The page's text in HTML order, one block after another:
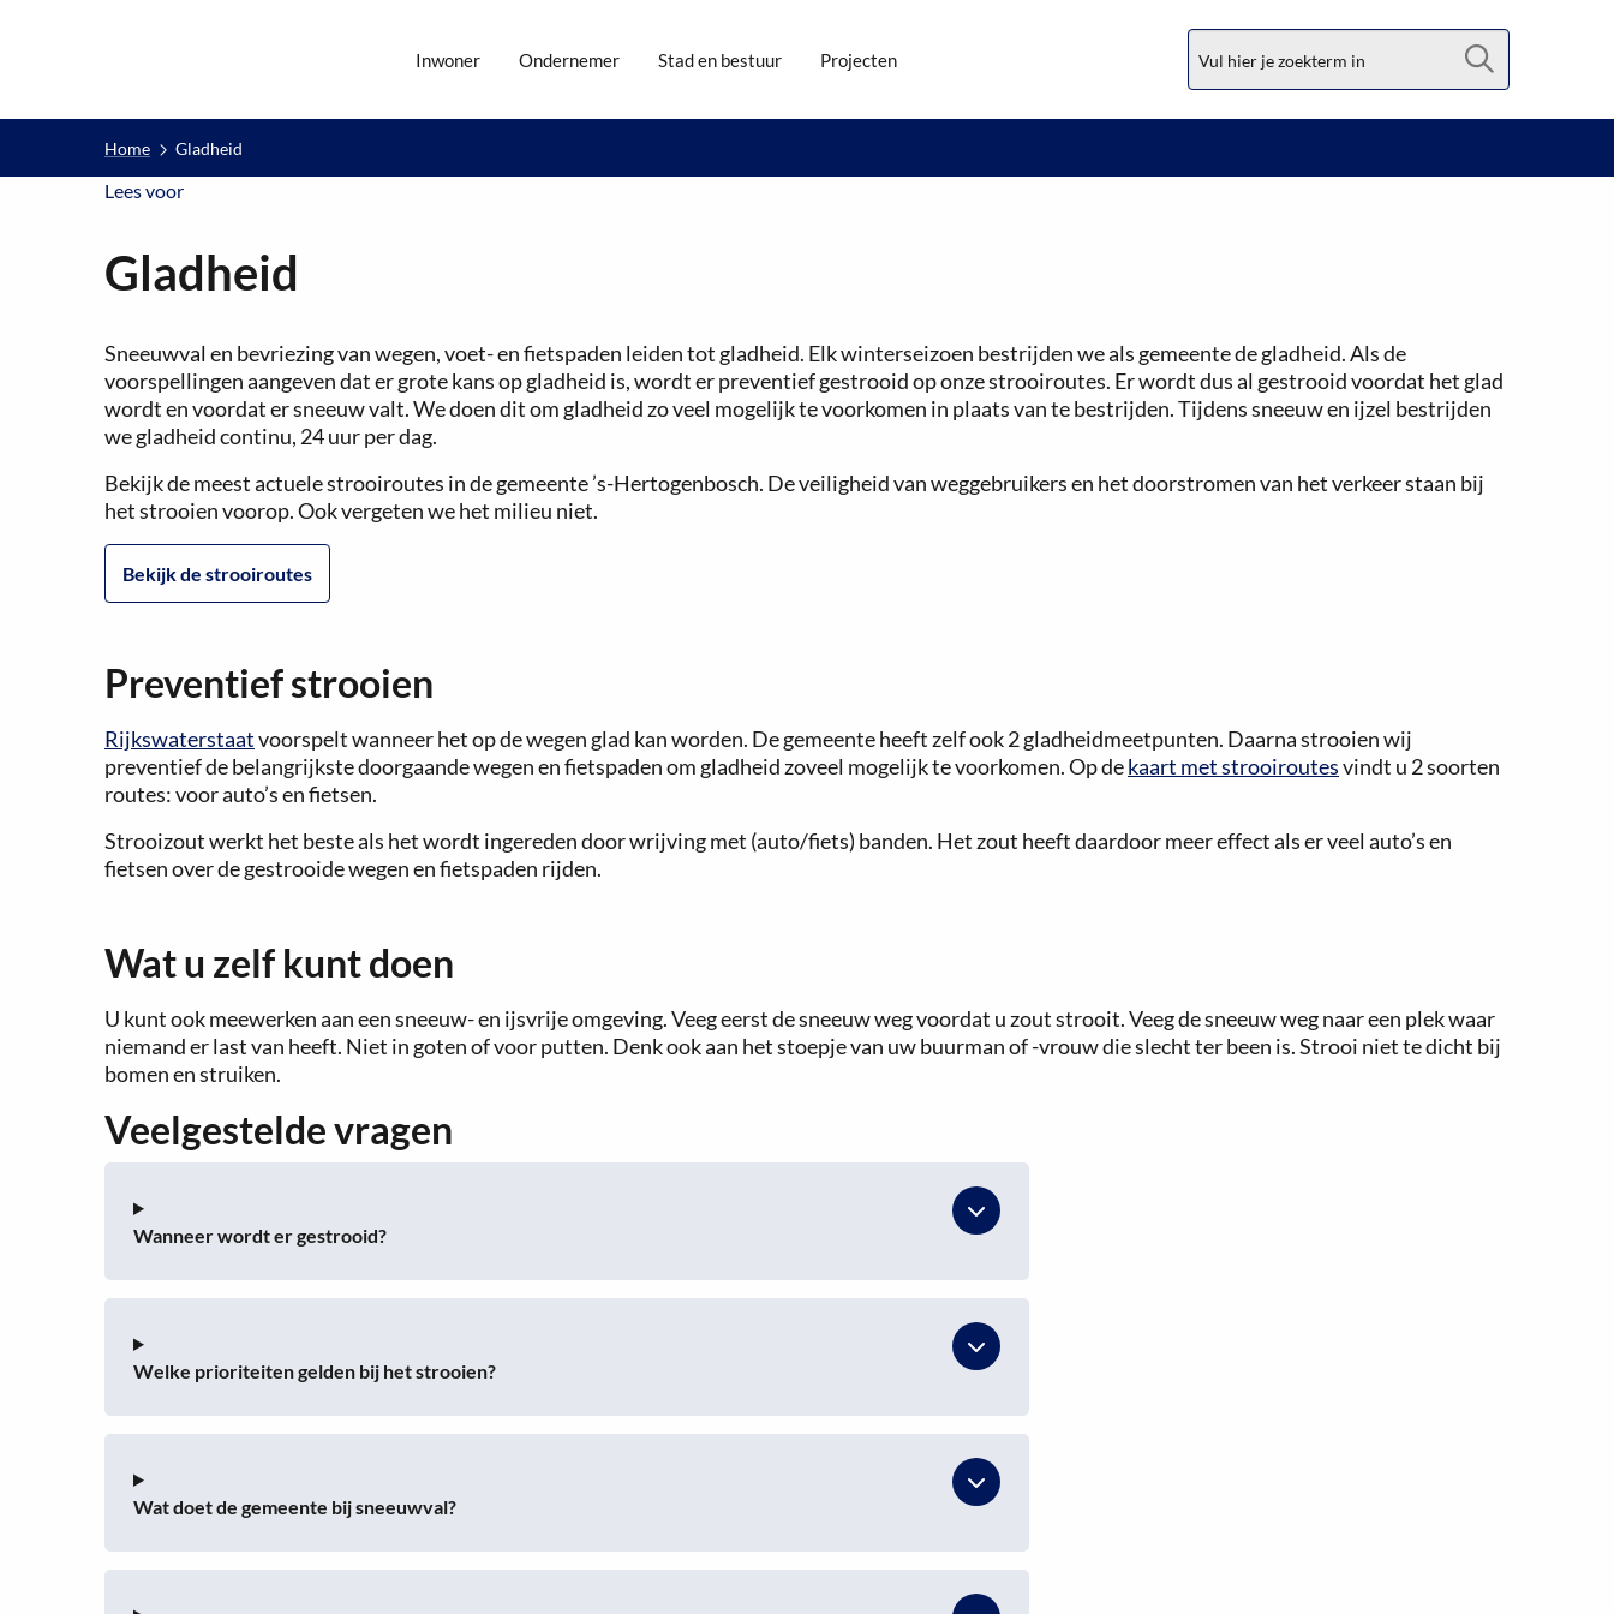
Inwoner Ondernemer Stad en bestuur Projecten
Home Gladheid
Lees voorLees voor
Gladheid
Sneeuwval en bevriezing van wegen, voet- en fietspaden leiden tot gladheid. Elk winterseizoen bestrijden we als gemeente de gladheid. Als de
voorspellingen aangeven dat er grote kans op gladheid is, wordt er preventief gestrooid op onze strooiroutes. Er wordt dus al gestrooid voordat het glad
wordt en voordat er sneeuw valt. We doen dit om gladheid zo veel mogelijk te voorkomen in plaats van te bestrijden. Tijdens sneeuw en ijzel bestrijden
we gladheid continu, 24 uur per dag.
Bekijk de meest actuele strooiroutes in de gemeente ’s-Hertogenbosch. De veiligheid van weggebruikers en het doorstromen van het verkeer staan bij
het strooien voorop. Ook vergeten we het milieu niet.
Bekijk de strooiroutes
Preventief strooien
Rijkswaterstaatvoorspelt wanneer het op de wegen glad kan worden. De gemeente heeft zelf ook 2 gladheidmeetpunten. Daarna strooien wij
preventief de belangrijkste doorgaande wegen en fietspaden om gladheid zoveel mogelijk te voorkomen. Op dekaart met strooiroutesvindt u 2 soorten
routes: voor auto’s en fietsen.
Strooizout werkt het beste als het wordt ingereden door wrijving met (auto/fiets) banden. Het zout heeft daardoor meer effect als er veel auto’s en
fietsen over de gestrooide wegen en fietspaden rijden.
Wat u zelf kunt doen
U kunt ook meewerken aan een sneeuw- en ijsvrije omgeving. Veeg eerst de sneeuw weg voordat u zout strooit. Veeg de sneeuw weg naar een plek waar
niemand er last van heeft. Niet in goten of voor putten. Denk ook aan het stoepje van uw buurman of -vrouw die slecht ter been is. Strooi niet te dicht bij
bomen en struiken.
Veelgestelde vragen
Wanneer wordt er gestrooid?
Welke prioriteiten gelden bij het strooien?
Wat doet de gemeente bij sneeuwval?